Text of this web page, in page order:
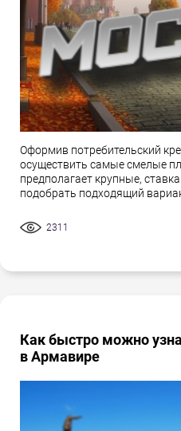
Оформив потребительский
осуществить самые смелые
предполагает крупные,
подобрать подходящий
2311
Как быстро можно
в Армавире